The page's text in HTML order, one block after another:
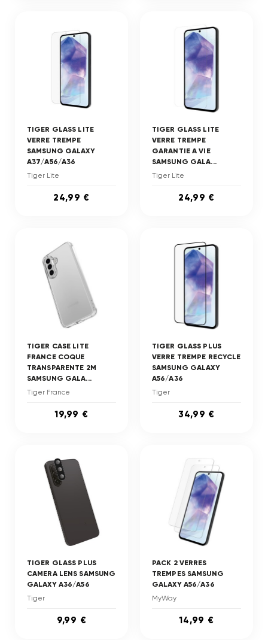
TIGER GLASS LITE
VERRE TREMPE
SAMSUNG GALAXY
A37/A56/A36
Tiger Lite
24,99 €
TIGER GLASS LITE
VERRE TREMPE
GARANTIE A VIE
SAMSUNG GALA...
Tiger Lite
24,99 €
TIGER CASE LITE
FRANCE COQUE
TRANSPARENTE 2M
SAMSUNG GALA...
Tiger France
19,99 €
TIGER GLASS PLUS
VERRE TREMPE RECYCLE
SAMSUNG GALAXY
A56/A36
Tiger
34,99 €
TIGER GLASS PLUS
CAMERA LENS SAMSUNG
GALAXY A36/A56
Tiger
9,99 €
PACK 2 VERRES
TREMPES SAMSUNG
GALAXY A56/A36
MyWay
14,99 €